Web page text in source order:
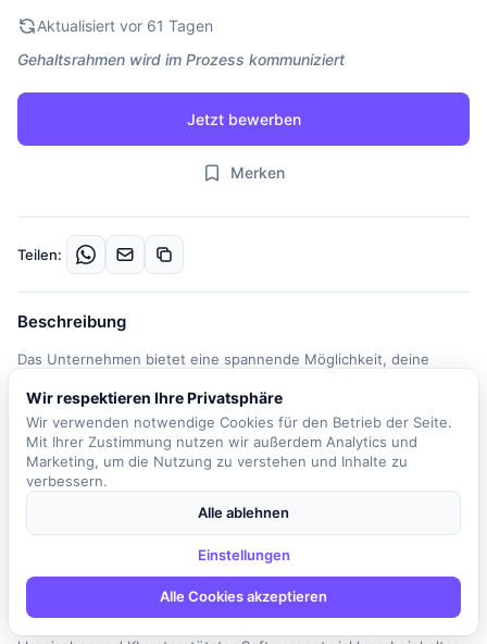
Aktualisiert vor 61 Tagen
Gehaltsrahmen wird im Prozess kommuniziert
Jetzt bewerben
Merken
Teilen:
Beschreibung
Das Unternehmen bietet eine spannende Möglichkeit, deine
Softwareentwicklung zu schreiben. In dieser Rolle wirst du die
Potenziale und Herausforderungen der KI in der
Softwareentwicklung untersuchen und analysieren, wie diese
Technologien den Entwicklungsprozess transformieren können.
ChatGPT auseinandersetzen, die Entwicklern bei der
Codegenerierung, Fehlererkennung und Testautomatisierung
helfen. Dabei wirst du auch die Fragen zur Codequalität,
Datenschutz, Urheberrecht und ethischen Herausforderungen
beleuchten. Deine Arbeit wird eine Gegenüberstellung
Wir respektieren Ihre Privatsphäre
Wir verwenden notwendige Cookies für den Betrieb der Seite.
Mit Ihrer Zustimmung nutzen wir außerdem Analytics und
Marketing, um die Nutzung zu verstehen und Inhalte zu
verbessern.
Alle ablehnen
Einstellungen
Alle Cookies akzeptieren